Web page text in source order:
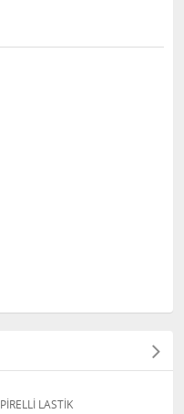
PİRELLİ LASTİK